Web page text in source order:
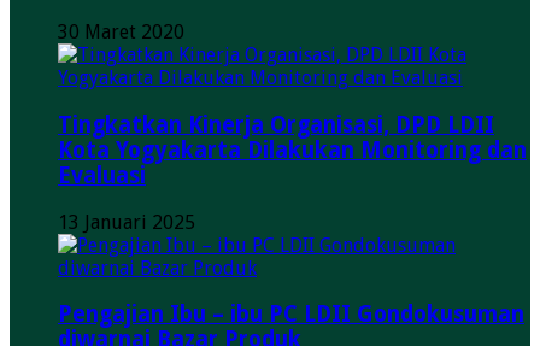
30 Maret 2020
Tingkatkan Kinerja Organisasi, DPD LDII
Kota Yogyakarta Dilakukan Monitoring dan
Evaluasi
13 Januari 2025
Pengajian Ibu – ibu PC LDII Gondokusuman
diwarnai Bazar Produk